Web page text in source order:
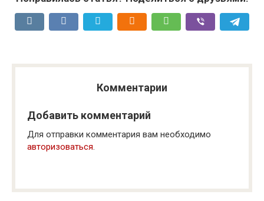
Комментарии
Добавить комментарий
Для отправки комментария вам необходимо
авторизоваться.